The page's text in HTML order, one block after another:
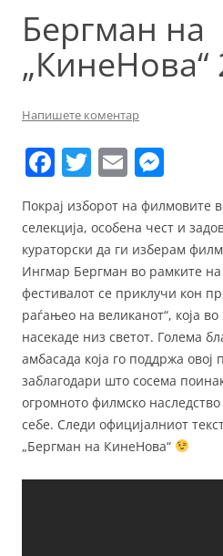
Бергман на
„КинеНова“
Напишете коментар
F
a
c
e
b
o
o
k
T
itt
er
E
m
ai
l
ss
e
n
g
er
Покрај изборот на филмовите
селекција, особена чест и
кураторски да ги изберам
Ингмар Бергман во рамките на
фестивалот се приклучи кон
раѓањео на великанот“, која
насекаде низ светот. Голема
амбасада која го поддржа овој
заблагодари што сосема
огромното филмско наследство
себе. Следи официјалниот
„Бергман на КинеНова“